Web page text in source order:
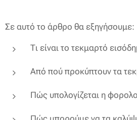
Σε αυτό το άρθρο θα εξηγήσουμε:
Τι είναι το τεκμαρτό
Από πού προκύπτουν τα
Πώς υπολογίζεται η